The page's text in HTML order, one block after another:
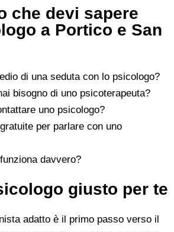
che devi sapere
a Portico e San
di una seduta con lo psicologo?
bisogno di uno psicoterapeuta?
uno psicologo?
per parlare con uno
davvero?
giusto per te
adatto è il primo passo verso il